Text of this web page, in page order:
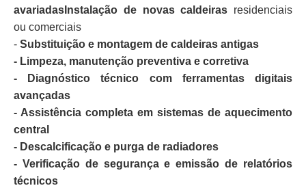
avariadasInstalação de novas caldeiras residenciais
ou comerciais
- Substituição e montagem de caldeiras antigas
- Limpeza, manutenção preventiva e corretiva
- Diagnóstico técnico com ferramentas digitais
avançadas
- Assistência completa em sistemas de aquecimento
central
- Descalcificação e purga de radiadores
- Verificação de segurança e emissão de relatórios
técnicos